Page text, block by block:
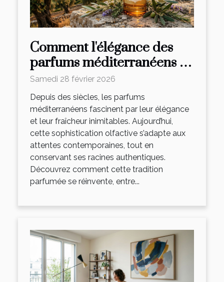
Comment l'élégance des
parfums méditerranéens se
réinvente-t-elle ?
Samedi 28 février 2026
Depuis des siècles, les parfums
méditerranéens fascinent par leur élégance
et leur fraîcheur inimitables. Aujourd’hui,
cette sophistication olfactive s’adapte aux
attentes contemporaines, tout en
conservant ses racines authentiques.
Découvrez comment cette tradition
parfumée se réinvente, entre...